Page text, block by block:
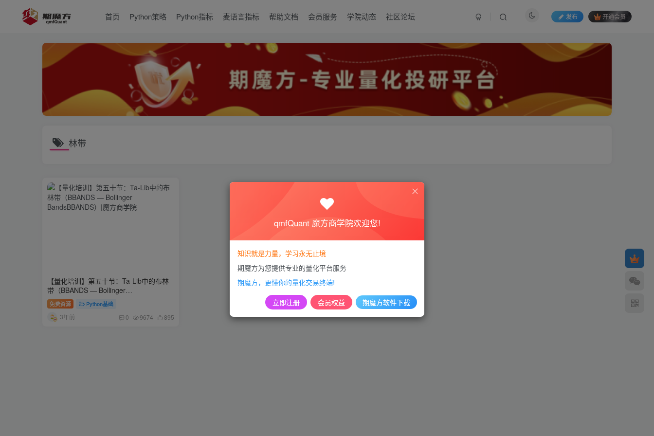
首页 Python策略 Python指标 麦语言指标 帮助文档 会员服务 学院动态 社区论坛 发布 开通会员
林带
【量化培训】第五十节：Ta-Lib中的布林
带（BBANDS — Bollinger
BandsBBANDS）
免费资源 Python基础
3年前 0 9674 895
qmfQuant 魔方商学院欢迎您!
知识就是力量，学习永无止境
期魔方为您提供专业的量化平台服务
期魔方，更懂你的量化交易终端!
立即注册 会员权益 期魔方软件下载